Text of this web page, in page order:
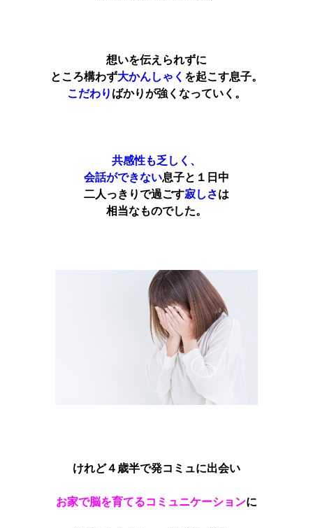
想いを伝えられずに
ところ構わず大かんしゃく を起こす息子。
こだわり ばかりが強くなっていく。
共感性も乏しく、
会話ができない息子と１日中
二人っきりで過ごす寂しさは
相当なものでした。
けれど４歳半で発コミュに出会い
お家で脳を育てるコミュニケーションに